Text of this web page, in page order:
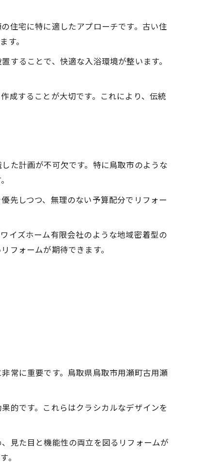
住宅に特に適したアプローチです。古い住
す。
ることで、快適な入浴環境が整います。
成することが大切です。これにより、伝統
た計画が不可欠です。特に鳥取市のような
先しつつ、無理のない予算配分でリフォー
イズホーム有限会社のような地域密着型の
フォームが期待できます。
常に重要です。鳥取県鳥取市用瀬町古用瀬
的です。これらはクラシカルなデザインを
見た目と機能性の両立を図るリフォームが
。